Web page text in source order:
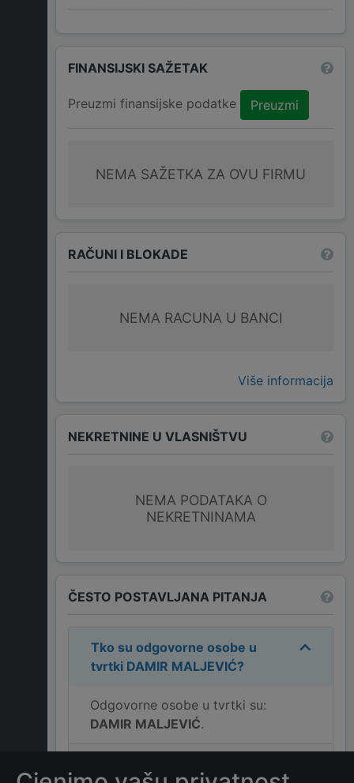
FINANSIJSKI SAŽETAK
Preuzmi finansijske podatke Preuzmi
NEMA SAŽETKA ZA OVU FIRMU
RAČUNI I BLOKADE
NEMA RACUNA U BANCI
Više informacija
NEKRETNINE U VLASNIŠTVU
NEMA PODATAKA O
NEKRETNINAMA
ČESTO POSTAVLJANA PITANJA
Tko su odgovorne osobe u
tvrtki DAMIR MALJEVIĆ?
Odgovorne osobe u tvrtki su:
DAMIR MALJEVIĆ.